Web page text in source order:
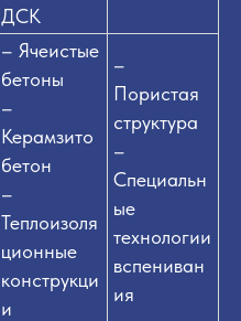
ДСК
– Ячеистые
бетоны
–
Керамзито
бетон
–
Теплоизоля
ционные
конструкци
и
–
Пористая
структура
–
Специальн
ые
технологии
вспениван
ия